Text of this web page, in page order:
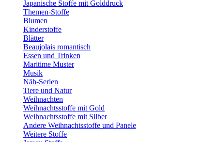
Japanische Stoffe mit Golddruck
Themen-Stoffe
Blumen
Kinderstoffe
Blätter
Beaujolais romantisch
Essen und Trinken
Maritime Muster
Musik
Näh-Serien
Tiere und Natur
Weihnachten
Weihnachtsstoffe mit Gold
Weihnachtsstoffe mit Silber
Andere Weihnachtsstoffe und Panele
Weitere Stoffe